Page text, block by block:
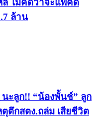
ไม่คิดว่าจะแพ้คดี
ล้าน
ะลูก!! “น้องพั้นช์” ลูก
ตึกสตง.ถล่ม เสียชีวิต